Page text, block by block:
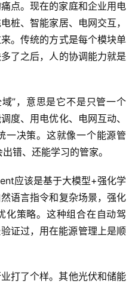
点。现在的家庭和企业用电
桩、智能家居、电网交互，
。传统的方式是每个模块单
了之后，人的协调能力就是
”，意思是它不是只管一个
度、用电优化、电网互动、
一决策。这就像一个能源管
错、还能学习的管家。
应该是基于大模型+强化学
语言指令和复杂场景，强化
化策略。这种组合在自动驾
证过，用在能源管理上是顺
打了个样。其他光伏和储能